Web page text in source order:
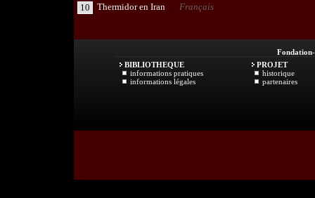
10
Thermidor en Iran Français
Fondation
BIBLIOTHEQUE
informations pratiques
informations légales
PROJET
historique
partenaires